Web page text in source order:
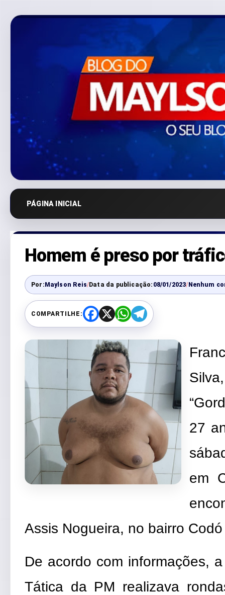
PÁGINA INICIAL
Homem é preso por
Por:Maylson Reis/Data da publicação: 08/01/2023/Nenhum
COMPARTILHE:
F
a
e
b
o
o
k
X
W
h
t
s
A
p
p
T
e
e
a
27
em
Assis Nogueira, no bairro
De acordo com informações,
Tática da PM realizava